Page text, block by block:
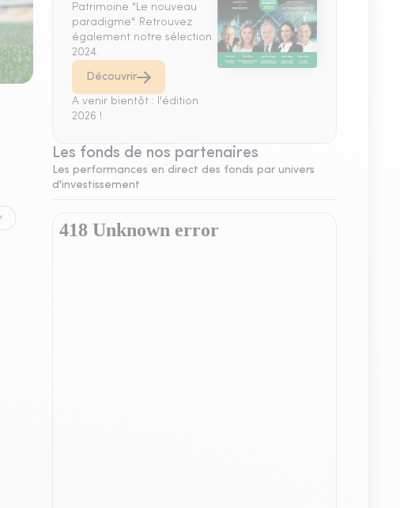
Patrimoine "Le nouveau
paradigme". Retrouvez
également notre sélection
2024.
Découvrir
A venir bientôt : l'édition
2026 !
Les fonds de nos partenaires
Les performances en direct des fonds par univers
d'investissement